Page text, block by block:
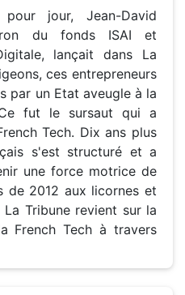
jour, Jean-David
du fonds ISAI et
lançait dans La
ces entrepreneurs
par un Etat aveugle à la
fut le sursaut qui a
Tech. Dix ans plus
s'est structuré et a
une force motrice de
de 2012 aux licornes et
Tribune revient sur la
French Tech à travers